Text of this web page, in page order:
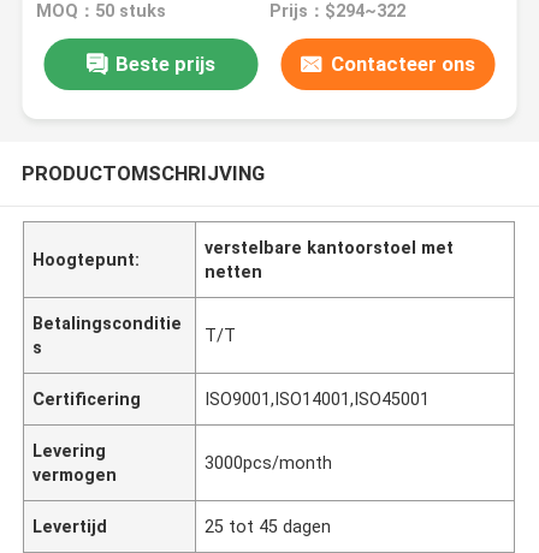
MOQ：50 stuks Prijs：$294~322
Beste prijs Contacteer ons
PRODUCTOMSCHRIJVING
Hoogtepunt:
verstelbare kantoorstoel met
netten
Betalingsconditie
s
T/T
Certificering ISO9001,ISO14001,ISO45001
Levering
vermogen
3000pcs/month
Levertijd 25 tot 45 dagen